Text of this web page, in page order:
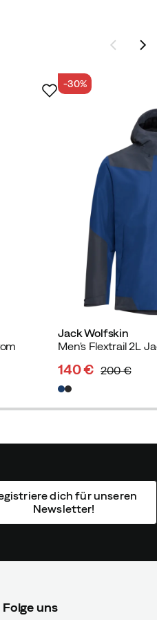
Jack Wolfskin
Men's Flextrail 2L
-30%
discounted
140 €
original
200 €
dich für unseren
Newsletter!
Folge uns